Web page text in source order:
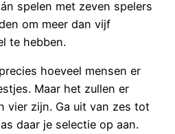
spelen met zeven spelers
om meer dan vijf
te hebben.
hoeveel mensen er
Maar het zullen er
vier zijn. Ga uit van zes tot
daar je selectie op aan.